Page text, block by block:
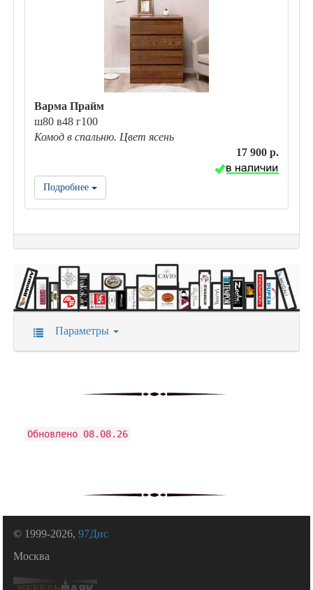
Варма Прайм
ш80 в48 г100
Комод в спальню. Цвет ясень
17 900 р.
Подробнее
Параметры
Обновлено 08.08.26
© 1999-2026,97Дис
Москва